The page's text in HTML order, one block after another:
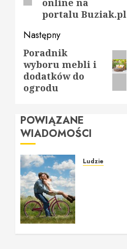
online na
portalu Buziak.pl
Następny
Następny
wpis:
Poradnik
wyboru mebli i
dodatków do
ogrodu
POWIĄZANE
WIADOMOŚCI
Ludzie